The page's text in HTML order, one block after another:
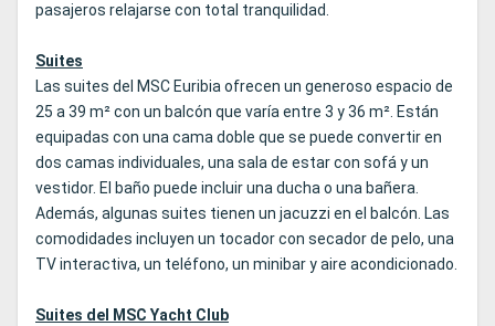
pasajeros relajarse con total tranquilidad.
Suites
Las suites del MSC Euribia ofrecen un generoso espacio de
25 a 39 m² con un balcón que varía entre 3 y 36 m². Están
equipadas con una cama doble que se puede convertir en
dos camas individuales, una sala de estar con sofá y un
vestidor. El baño puede incluir una ducha o una bañera.
Además, algunas suites tienen un jacuzzi en el balcón. Las
comodidades incluyen un tocador con secador de pelo, una
TV interactiva, un teléfono, un minibar y aire acondicionado.
Suites del MSC Yacht Club